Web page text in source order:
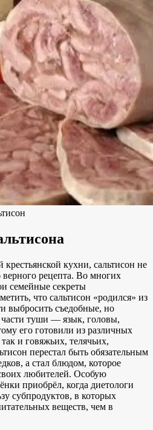
кухни, сальтисон не
рецепта. Во многих
семейные секреты
что сальтисон «родился» из
выбросить съедобные, но
туши — язык, головы,
его готовили из различных
и говяжьих, телячьих,
перестал быть обязательным
а стал блюдом, которое
любителей. Особую
приобрёл, когда диетологи
субпродуктов, в которых
веществ, чем в